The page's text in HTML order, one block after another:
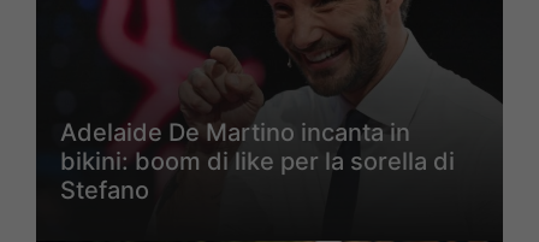
Adelaide De Martino incanta in
bikini: boom di like per la sorella di
Stefano